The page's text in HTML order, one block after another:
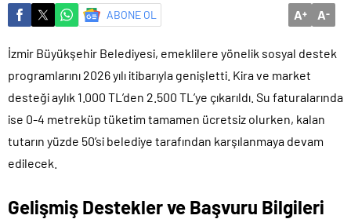
ABONE OL A+ A-
İzmir Büyükşehir Belediyesi, emeklilere yönelik sosyal destek
programlarını 2026 yılı itibarıyla genişletti. Kira ve market
desteği aylık 1.000 TL’den 2.500 TL’ye çıkarıldı. Su faturalarında
ise 0-4 metreküp tüketim tamamen ücretsiz olurken, kalan
tutarın yüzde 50’si belediye tarafından karşılanmaya devam
edilecek.
Gelişmiş Destekler ve Başvuru Bilgileri